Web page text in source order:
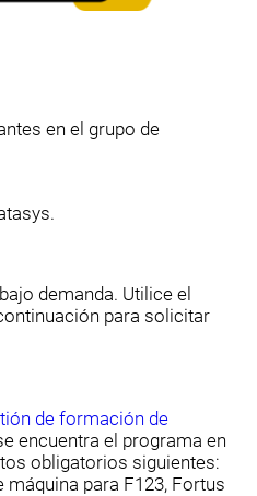
en el grupo de
demanda. Utilice el
para solicitar
de formación de
encuentra el programa en
obligatorios siguientes:
máquina para F123, Fortus